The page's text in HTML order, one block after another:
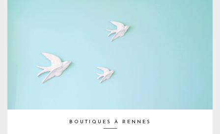
BOUTIQUES À RENNES